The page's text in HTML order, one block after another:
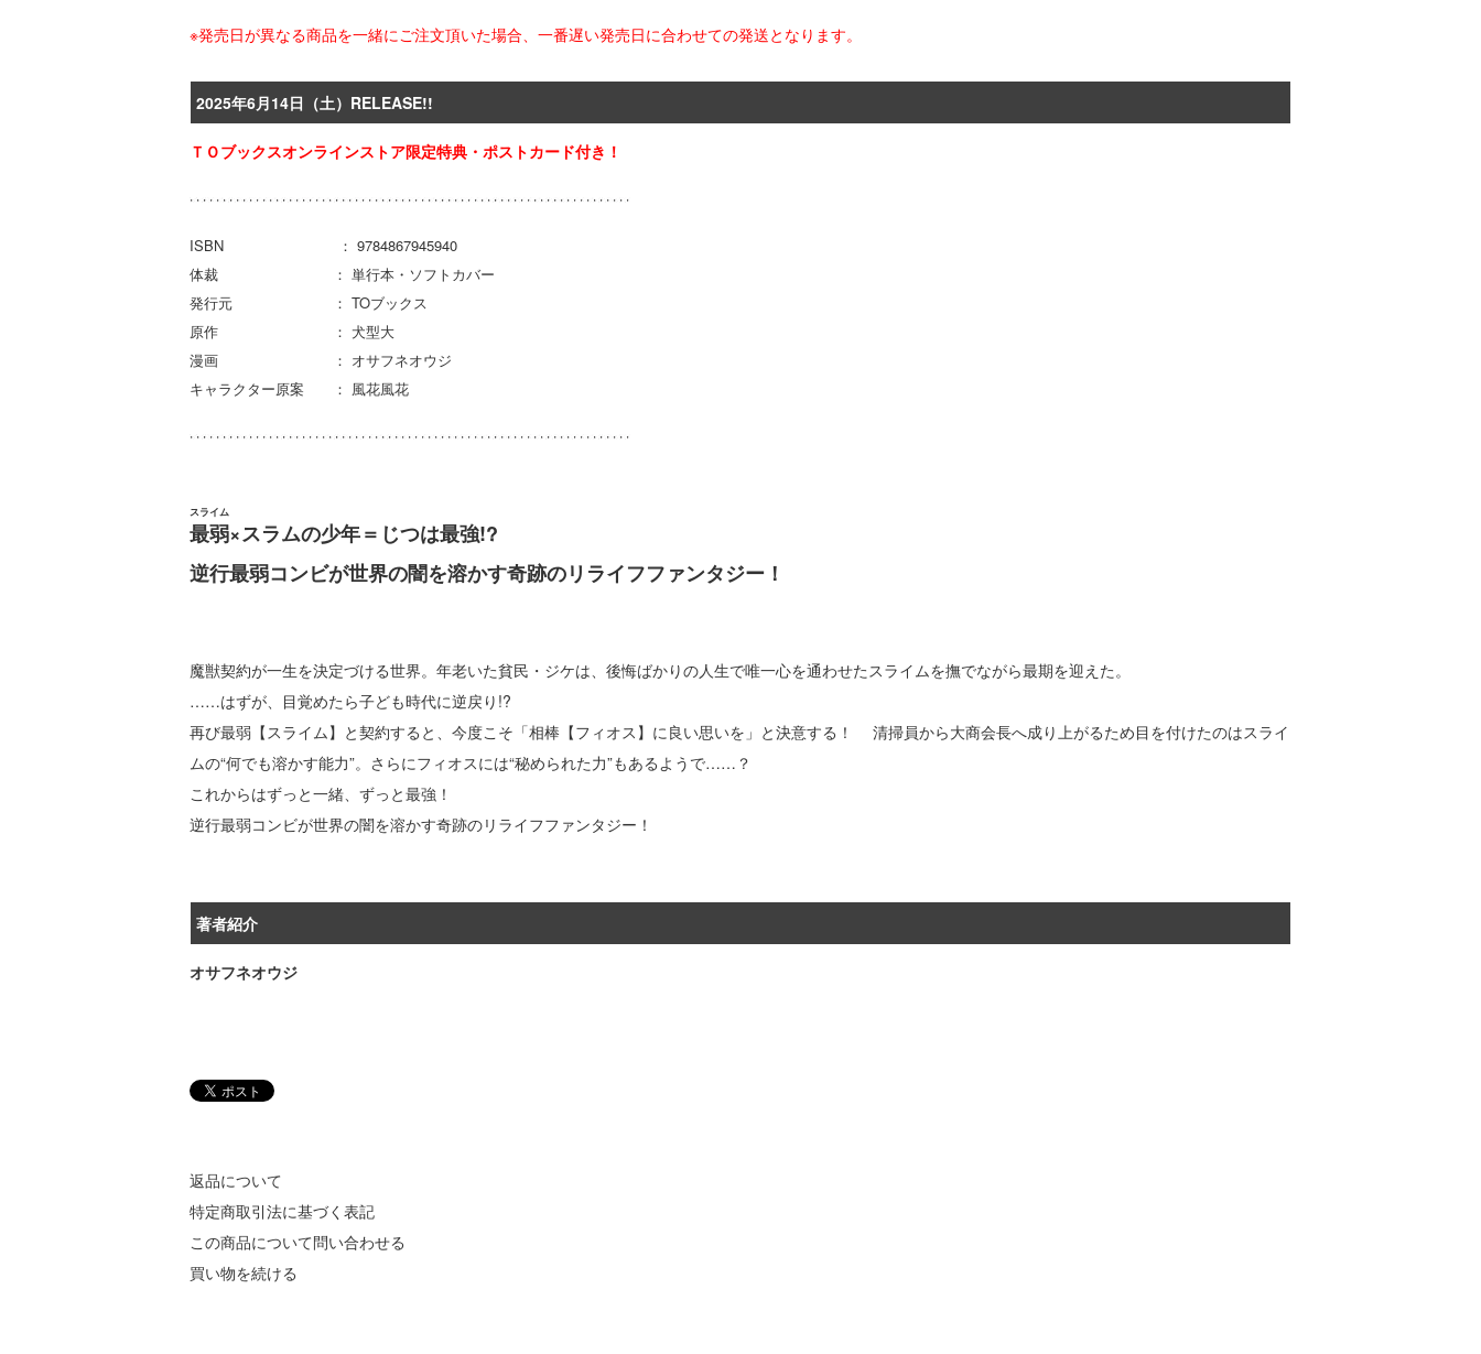
※発売日が異なる商品を一緒にご注文頂いた場合、一番遅い発売日に合わせての発送となります。
2025年6月14日（土）RELEASE!!
ＴＯブックスオンラインストア限定特典・ポストカード付き！
ISBN ： 9784867945940
体裁 ： 単行本・ソフトカバー
発行元 ： TOブックス
原作 ： 犬型大
漫画 ： オサフネオウジ
キャラクター原案 ： 風花風花
最弱
スライム
×スラムの少年＝じつは最強!?
逆行最弱コンビが世界の闇を溶かす奇跡のリライフファンタジー！
魔獣契約が一生を決定づける世界。年老いた貧民・ジケは、後悔ばかりの人生で唯一心を通わせたスライムを撫でながら最期を迎えた。
……はずが、目覚めたら子ども時代に逆戻り!?
再び最弱【スライム】と契約すると、今度こそ「相棒【フィオス】に良い思いを」と決意する！ 清掃員から大商会長へ成り上がるため目を付けたのはスライ
ムの“何でも溶かす能力”。さらにフィオスには“秘められた力”もあるようで……？
これからはずっと一緒、ずっと最強！
逆行最弱コンビが世界の闇を溶かす奇跡のリライフファンタジー！
著者紹介
オサフネオウジ
返品について
特定商取引法に基づく表記
この商品について問い合わせる
買い物を続ける